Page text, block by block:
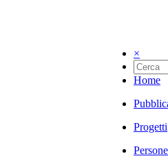
×
Home
Progetti
Persone